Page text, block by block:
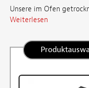
Unsere im Ofen
Weiterlesen